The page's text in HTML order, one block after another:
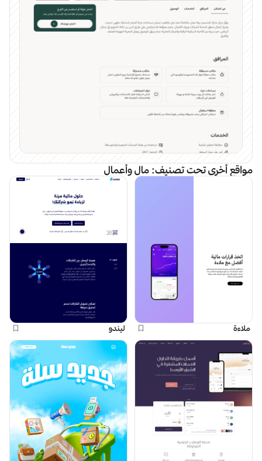
مواقع أخرى تحت تصنيف: مال وأعمال
ملاءة ليندو